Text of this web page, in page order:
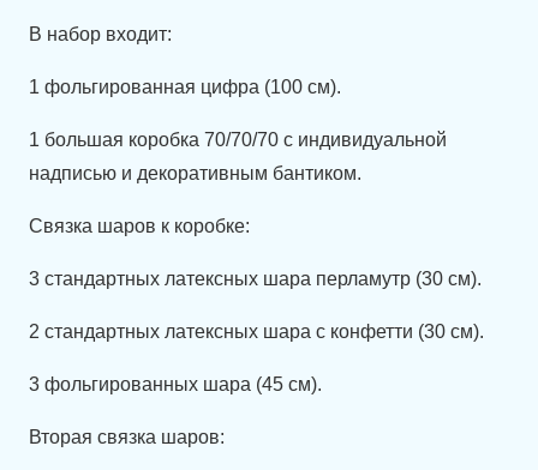
В набор входит:
1 фольгированная цифра (100 см).
1 большая коробка 70/70/70 с индивидуальной
надписью и декоративным бантиком.
Связка шаров к коробке:
3 стандартных латексных шара перламутр (30 см).
2 стандартных латексных шара с конфетти (30 см).
3 фольгированных шара (45 см).
Вторая связка шаров: